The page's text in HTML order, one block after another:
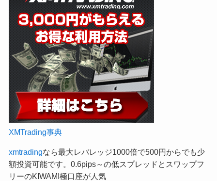
XMTrading事典
xmtradingなら最大レバレッジ1000倍で500円からでも少
額投資可能です。0.6pips～の低スプレッドとスワップフ
リーのKIWAMI極口座が人気